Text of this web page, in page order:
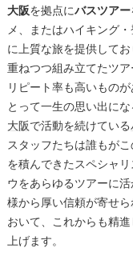
大阪を拠点にバスツアー
メ、またはハイキング
に上質な旅を提供して
重ねつつ組み立てたツ
リピート率も高いもの
とって一生の思い出に
大阪で活動を続けている
スタッフたちは誰もが
を積んできたスペシャ
ウをあらゆるツアーに
様から厚い信頼が寄せ
おいて、これからも精
上げます。